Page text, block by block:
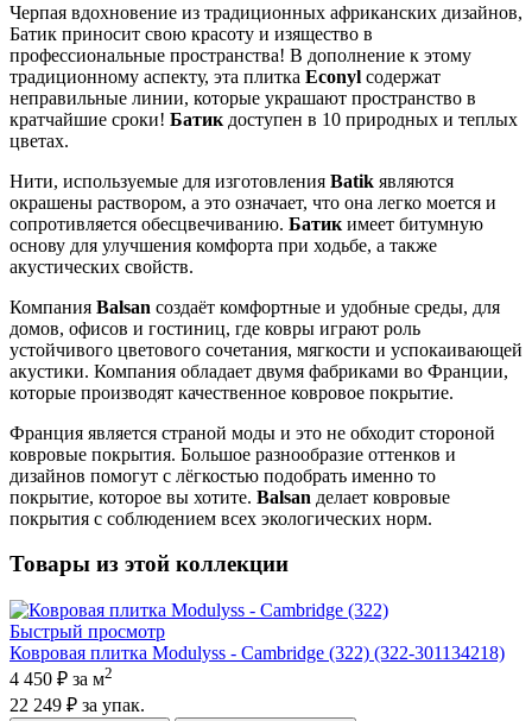
Черпая вдохновение из традиционных африканских дизайнов,
Батик приносит свою красоту и изящество в
профессиональные пространства! В дополнение к этому
традиционному аспекту, эта плитка Econyl содержат
неправильные линии, которые украшают пространство в
кратчайшие сроки! Батик доступен в 10 природных и теплых
цветах.
Нити, используемые для изготовления Batik являются
окрашены раствором, а это означает, что она легко моется и
сопротивляется обесцвечиванию. Батик имеет битумную
основу для улучшения комфорта при ходьбе, а также
акустических свойств.
Компания Balsan создаёт комфортные и удобные среды, для
домов, офисов и гостиниц, где ковры играют роль
устойчивого цветового сочетания, мягкости и успокаивающей
акустики. Компания обладает двумя фабриками во Франции,
которые производят качественное ковровое покрытие.
Франция является страной моды и это не обходит стороной
ковровые покрытия. Большое разнообразие оттенков и
дизайнов помогут с лёгкостью подобрать именно то
покрытие, которое вы хотите. Balsan делает ковровые
покрытия с соблюдением всех экологических норм.
Товары из этой коллекции
Быстрый просмотр
Ковровая плитка Modulyss - Cambridge (322) (322-301134218)
4 450 ₽ за м2
22 249 ₽ за упак.